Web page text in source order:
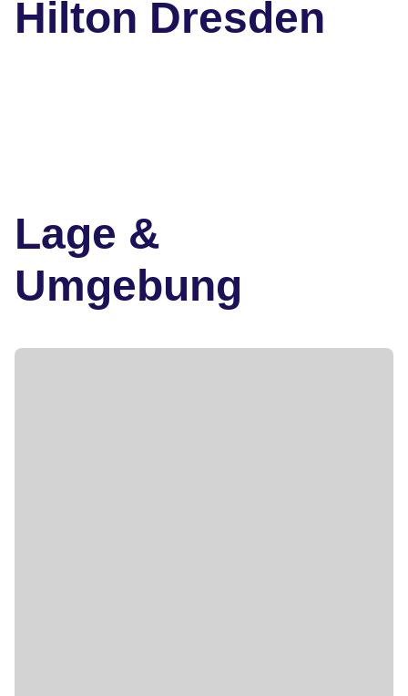
Hilton Dresden
Lage &
Umgebung